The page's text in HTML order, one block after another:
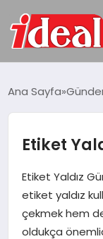
BILGISAYAR
DÜNYA
SEYAHAT
TEKNOLOJI
Ana Sayfa
Etiket
Etiket Yaldız
etiket yaldız
çekmek hem de
oldukça